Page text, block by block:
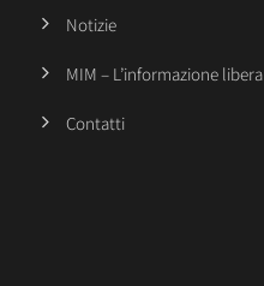
Notizie
MIM – L’informazione libera
Contatti